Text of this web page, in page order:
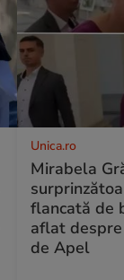
Unica.ro
Mirabela
flancată de
aflat
de Apel